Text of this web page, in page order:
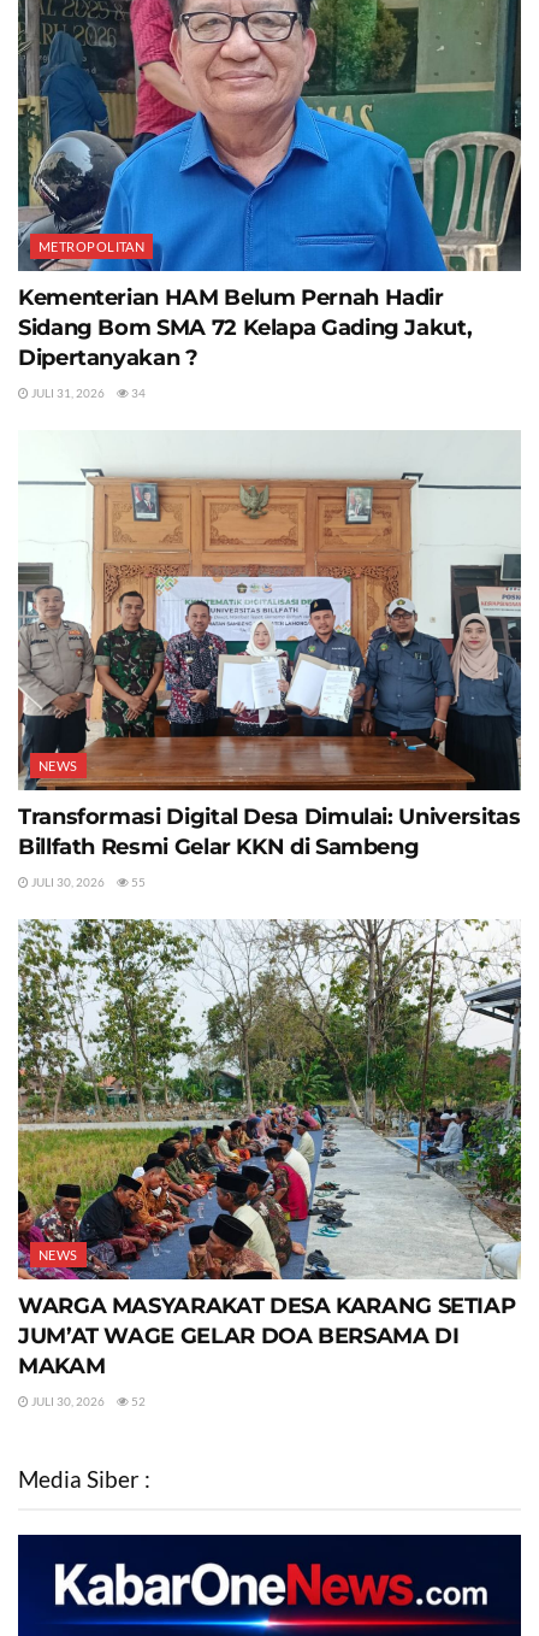
METROPOLITAN
Kementerian HAM Belum Pernah Hadir
Sidang Bom SMA 72 Kelapa Gading Jakut,
Dipertanyakan ?
JULI 31, 2026 34
NEWS
Transformasi Digital Desa Dimulai: Universitas
Billfath Resmi Gelar KKN di Sambeng
JULI 30, 2026 55
NEWS
WARGA MASYARAKAT DESA KARANG SETIAP
JUM’AT WAGE GELAR DOA BERSAMA DI
MAKAM
JULI 30, 2026 52
Media Siber :